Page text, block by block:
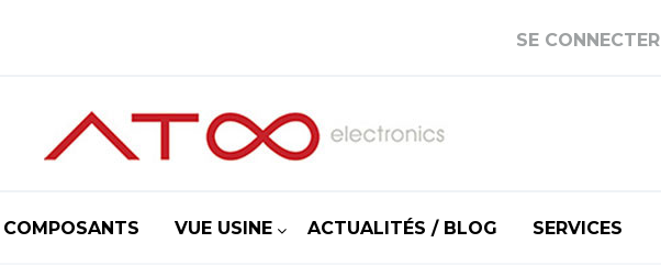
SE CONNECTER
COMPOSANTS VUE USINE ACTUALITÉS / BLOG SERVICES